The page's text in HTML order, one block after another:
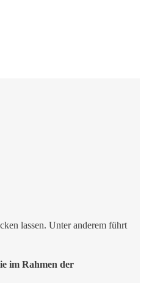
lassen. Unter anderem führt
im Rahmen der